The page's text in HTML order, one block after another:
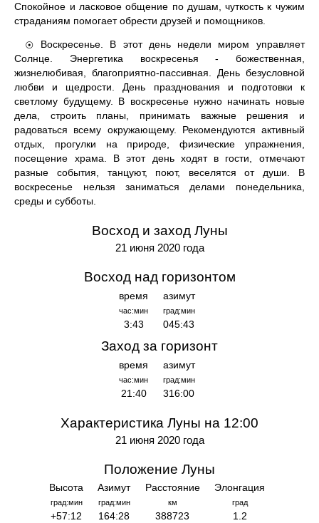
Спокойное и ласковое общение по душам, чуткость к чужим
страданиям помогает обрести друзей и помощников.
☉
Воскресенье. В этот день недели миром управляет
Солнце. Энергетика воскресенья - божественная,
жизнелюбивая, благоприятно-пассивная. День безусловной
любви и щедрости. День празднования и подготовки к
светлому будущему. В воскресенье нужно начинать новые
дела, строить планы, принимать важные решения и
радоваться всему окружающему. Рекомендуются активный
отдых, прогулки на природе, физические упражнения,
посещение храма. В этот день ходят в гости, отмечают
разные события, танцуют, поют, веселятся от души. В
воскресенье нельзя заниматься делами понедельника,
среды и субботы.
Восход и заход Луны
21 июня 2020 года
Восход над горизонтом
время
час:мин
3:43
азимут
град:мин
045:43
Заход за горизонт
время
час:мин
21:40
азимут
град:мин
316:00
Характеристика Луны на 12:00
21 июня 2020 года
Положение Луны
Высота
град:мин
+57:12
Азимут
град:мин
164:28
Расстояние
км
388723
Элонгация
град
1.2